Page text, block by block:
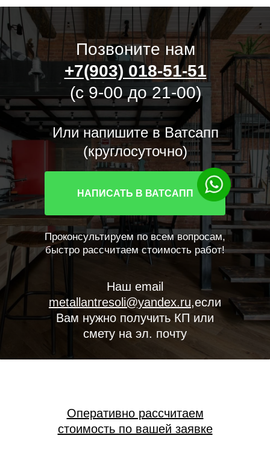
Позвоните нам
+7(903) 018-51-51
(с 9-00 до 21-00)
Или напишите в Ватсапп
(круглосуточно)
НАПИСАТЬ В ВАТСАПП
Проконсультируем по всем вопросам,
быстро рассчитаем стоимость работ!
Наш email
metallantresoli@yandex.ru,если
Вам нужно получить КП или
смету на эл. почту
Оперативно рассчитаем
стоимость по вашей заявке